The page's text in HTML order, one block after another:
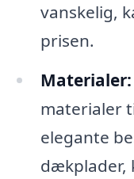
vanskelig,
prisen.
Materialer:
materialer
elegante
dækplader,